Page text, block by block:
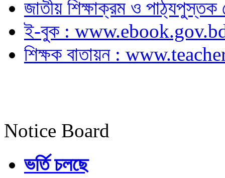
জাতীয় শিক্ষাক্রম ও
ই-বুক :
শিক্ষক বাতায়ন :
Notice Board
ভর্তি চলছে